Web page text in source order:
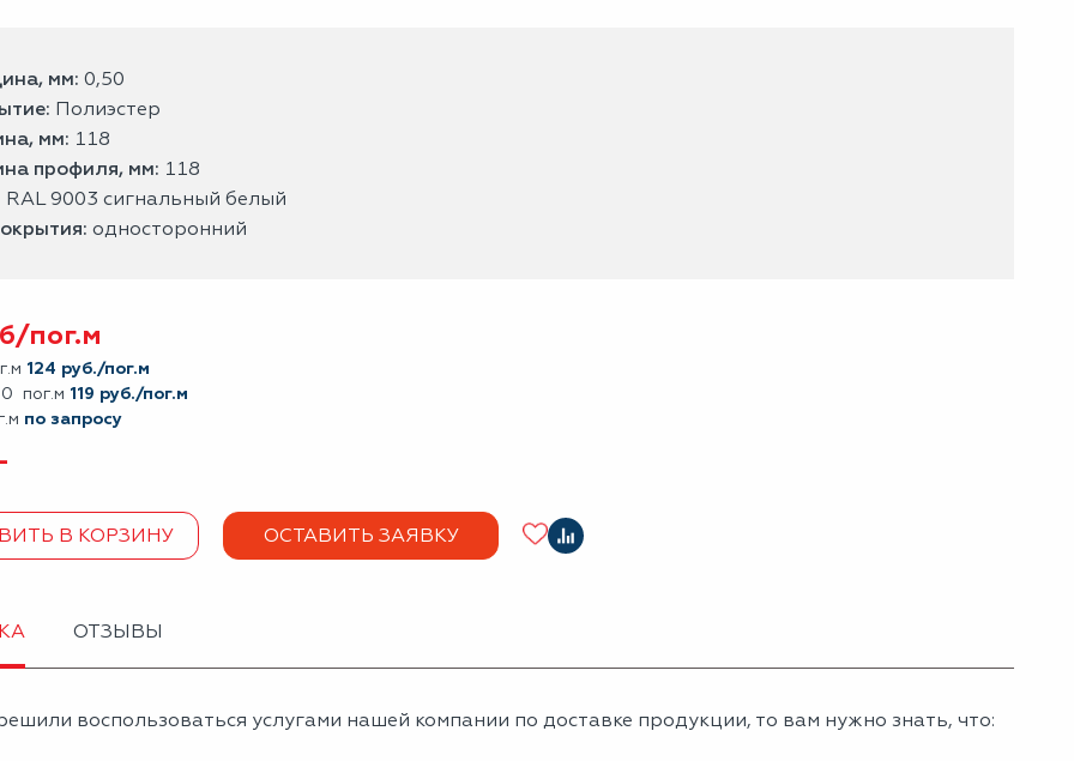
мм: 0,50
Полиэстер
мм: 118
профиля, мм: 118
RAL 9003 сигнальный белый
односторонний
пог.м
124 руб./пог.м
пог.м 119 руб./пог.м
по запросу
В КОРЗИНУ ОСТАВИТЬ ЗАЯВКУ
ОТЗЫВЫ
воспользоваться услугами нашей компании по доставке продукции, то вам нужно знать, что: